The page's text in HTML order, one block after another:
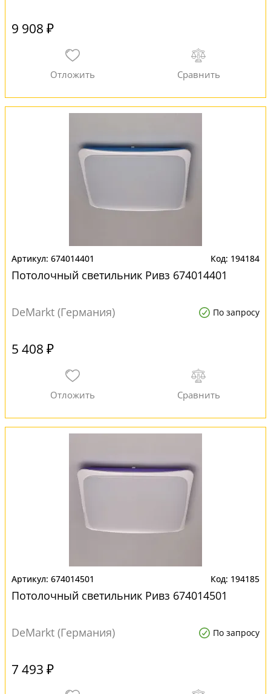
9 908 ₽
674014401 194184
Потолочный светильник Ривз 674014401
DeMarkt (Германия) По запросу
5 408 ₽
674014501 194185
Потолочный светильник Ривз 674014501
DeMarkt (Германия) По запросу
7 493 ₽